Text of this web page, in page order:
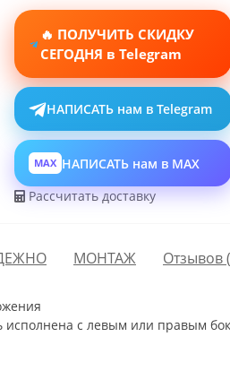
🔥 ПОЛУЧИТЬ СКИДКУ
СЕГОДНЯ в Telegram
НАПИСАТЬ нам в Telegram
MAX НАПИСАТЬ нам в MAX
Рассчитать доставку
МОНТАЖ Отзывов
исполнена с левым или правым